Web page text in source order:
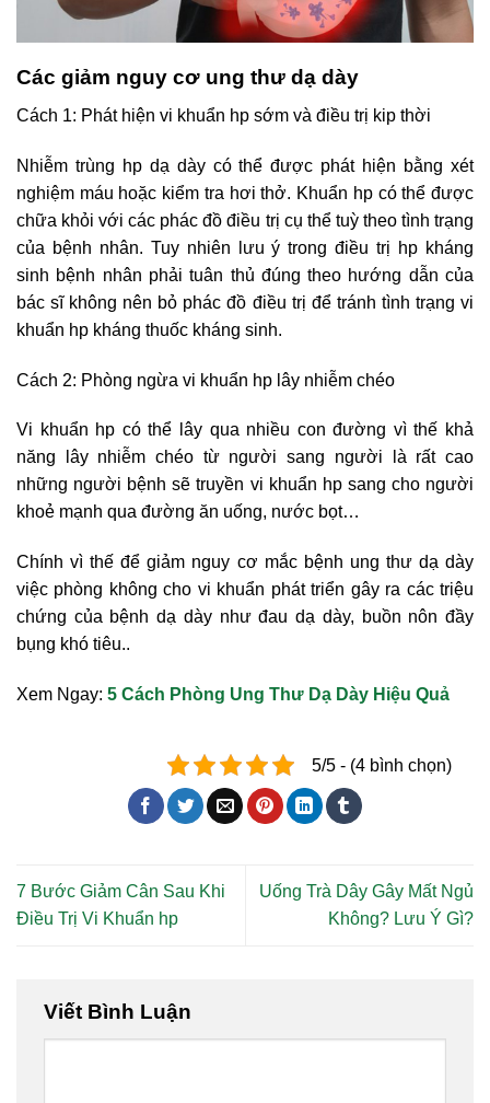
Các giảm nguy cơ ung thư dạ dày
Cách 1: Phát hiện vi khuẩn hp sớm và điều trị kip thời
Nhiễm trùng hp dạ dày có thể được phát hiện bằng xét
nghiệm máu hoặc kiểm tra hơi thở. Khuẩn hp có thể được
chữa khỏi với các phác đồ điều trị cụ thể tuỳ theo tình trạng
của bệnh nhân. Tuy nhiên lưu ý trong điều trị hp kháng
sinh bệnh nhân phải tuân thủ đúng theo hướng dẫn của
bác sĩ không nên bỏ phác đồ điều trị để tránh tình trạng vi
khuẩn hp kháng thuốc kháng sinh.
Cách 2: Phòng ngừa vi khuẩn hp lây nhiễm chéo
Vi khuẩn hp có thể lây qua nhiều con đường vì thế khả
năng lây nhiễm chéo từ người sang người là rất cao
những người bệnh sẽ truyền vi khuẩn hp sang cho người
khoẻ mạnh qua đường ăn uống, nước bọt…
Chính vì thế để giảm nguy cơ mắc bệnh ung thư dạ dày
việc phòng không cho vi khuẩn phát triển gây ra các triệu
chứng của bệnh dạ dày như đau dạ dày, buồn nôn đầy
bụng khó tiêu..
Xem Ngay: 5 Cách Phòng Ung Thư Dạ Dày Hiệu Quả
5/5 - (4 bình chọn)
7 Bước Giảm Cân Sau Khi
Điều Trị Vi Khuẩn hp
Uống Trà Dây Gây Mất Ngủ
Không? Lưu Ý Gì?
Viết Bình Luận